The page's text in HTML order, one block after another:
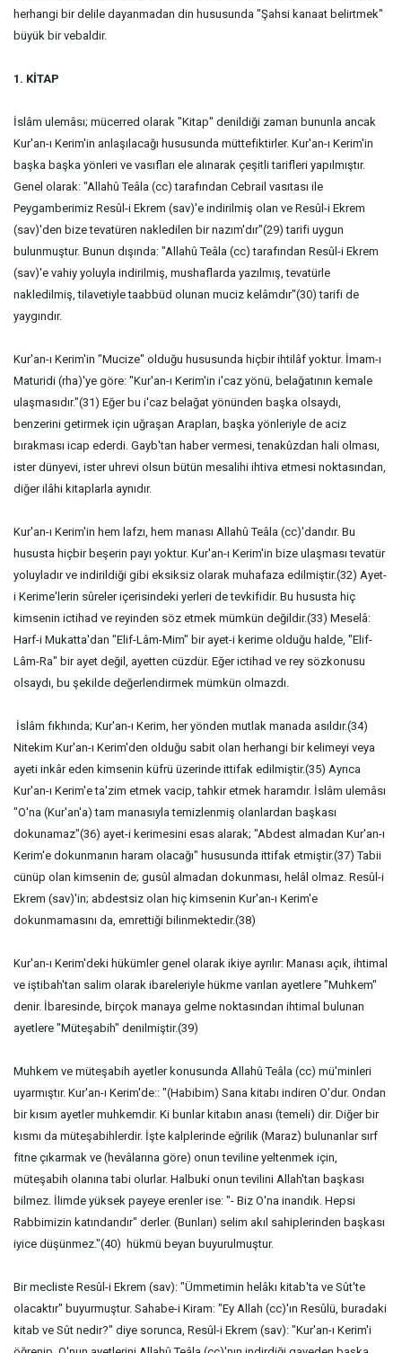
herhangi bir delile dayanmadan din hususunda "Şahsi kanaat belirtmek"
büyük bir vebaldir.
1. KİTAP
İslâm ulemâsı; mücerred olarak "Kitap" denildiği zaman bununla ancak
Kur'an-ı Kerim'in anlaşılacağı hususunda müttefiktirler. Kur'an-ı Kerim'in
başka başka yönleri ve vasıfları ele alınarak çeşitli tarifleri yapılmıştır.
Genel olarak: "Allahû Teâla (cc) tarafından Cebrail vasıtası ile
Peygamberimiz Resûl-i Ekrem (sav)'e indirilmiş olan ve Resûl-i Ekrem
(sav)'den bize tevatüren nakledilen bir nazım'dır"(29) tarifi uygun
bulunmuştur. Bunun dışında: "Allahû Teâla (cc) tarafından Resûl-i Ekrem
(sav)'e vahiy yoluyla indirilmiş, mushaflarda yazılmış, tevatürle
nakledilmiş, tilavetiyle taabbüd olunan muciz kelâmdır"(30) tarifi de
yaygındır.
Kur'an-ı Kerim'in "Mucize" olduğu hususunda hiçbir ihtilâf yoktur. İmam-ı
Maturidi (rha)'ye göre: "Kur'an-ı Kerim'in i'caz yönü, belağatının kemale
ulaşmasıdır."(31) Eğer bu i'caz belağat yönünden başka olsaydı,
benzerini getirmek için uğraşan Arapları, başka yönleriyle de aciz
bırakması icap ederdi. Gayb'tan haber vermesi, tenakûzdan hali olması,
ister dünyevi, ister uhrevi olsun bütün mesalihi ihtiva etmesi noktasından,
diğer ilâhi kitaplarla aynıdır.
Kur'an-ı Kerim'in hem lafzı, hem manası Allahû Teâla (cc)'dandır. Bu
hususta hiçbir beşerin payı yoktur. Kur'an-ı Kerim'in bize ulaşması tevatür
yoluyladır ve indirildiği gibi eksiksiz olarak muhafaza edilmiştir.(32) Ayet-
i Kerime'lerin sûreler içerisindeki yerleri de tevkifidir. Bu hususta hiç
kimsenin ictihad ve reyinden söz etmek mümkün değildir.(33) Meselâ:
Harf-i Mukatta'dan "Elif-Lâm-Mim" bir ayet-i kerime olduğu halde, "Elif-
Lâm-Ra" bir ayet değil, ayetten cüzdür. Eğer ictihad ve rey sözkonusu
olsaydı, bu şekilde değerlendirmek mümkün olmazdı.
İslâm fıkhında; Kur'an-ı Kerim, her yönden mutlak manada asıldır.(34)
Nitekim Kur'an-ı Kerim'den olduğu sabit olan herhangi bir kelimeyi veya
ayeti inkâr eden kimsenin küfrü üzerinde ittifak edilmiştir.(35) Ayrıca
Kur'an-ı Kerim'e ta'zim etmek vacip, tahkir etmek haramdır. İslâm ulemâsı
"O'na (Kur'an'a) tam manasıyla temizlenmiş olanlardan başkası
dokunamaz"(36) ayet-i kerimesini esas alarak; "Abdest almadan Kur'an-ı
Kerim'e dokunmanın haram olacağı" hususunda ittifak etmiştir.(37) Tabii
cünüp olan kimsenin de; gusûl almadan dokunması, helâl olmaz. Resûl-i
Ekrem (sav)'in; abdestsiz olan hiç kimsenin Kur'an-ı Kerim'e
dokunmamasını da, emrettiği bilinmektedir.(38)
Kur'an-ı Kerim'deki hükümler genel olarak ikiye ayrılır: Manası açık, ihtimal
ve iştibah'tan salim olarak ibareleriyle hükme varılan ayetlere "Muhkem"
denir. İbaresinde, birçok manaya gelme noktasından ihtimal bulunan
ayetlere "Müteşabih" denilmiştir.(39)
Muhkem ve müteşabih ayetler konusunda Allahû Teâla (cc) mü'minleri
uyarmıştır. Kur'an-ı Kerim'de:: "(Habibim) Sana kitabı indiren O'dur. Ondan
bir kısım ayetler muhkemdir. Ki bunlar kitabın anası (temeli) dir. Diğer bir
kısmı da müteşabihlerdir. İşte kalplerinde eğrilik (Maraz) bulunanlar sırf
fitne çıkarmak ve (hevâlarına göre) onun teviline yeltenmek için,
müteşabih olanına tabi olurlar. Halbuki onun tevilini Allah'tan başkası
bilmez. İlimde yüksek payeye erenler ise: "- Biz O'na inandık. Hepsi
Rabbimizin katındandır" derler. (Bunları) selim akıl sahiplerinden başkası
iyice düşünmez."(40) hükmü beyan buyurulmuştur.
Bir mecliste Resûl-i Ekrem (sav): "Ümmetimin helâkı kitab'ta ve Sût'te
olacaktır" buyurmuştur. Sahabe-i Kiram: "Ey Allah (cc)'ın Resûlü, buradaki
kitab ve Sût nedir?" diye sorunca, Resûl-i Ekrem (sav): "Kur'an-ı Kerim'i